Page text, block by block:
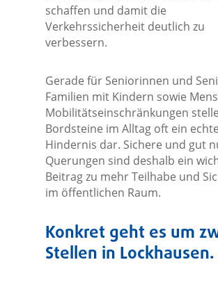
schaffen und damit die
Verkehrssicherheit deutlich zu
verbessern.
Gerade für Seniorinnen und
Familien mit Kindern sowie
Mobilitätseinschränkungen
Bordsteine im Alltag oft ein
Hindernis dar. Sichere und gut
Querungen sind deshalb ein
Beitrag zu mehr Teilhabe und
im öffentlichen Raum.
Konkret geht es um
Stellen in Lockhausen.